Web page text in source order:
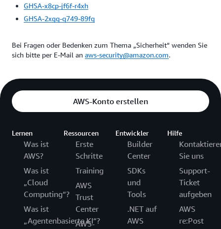
GHSA-x8cp-jf6f-r4xh
GHSA-2xgq-q749-89fq
Bei Fragen oder Bedenken zum Thema „Sicherheit“ wenden Sie
sich bitte per E-Mail an aws-security@amazon.com.
AWS-Konto erstellen
Lernen
Was ist
AWS?
Was ist
„Cloud
Computing“?
Was ist
„Agentenbasierte KI“?
Ressourcen
Erste
Schritte
Training
AWS
Trust
Center
AWS-
Entwickler
Builder
Center
SDKs
und
Tools
.NET auf
AWS
Hilfe
Sie uns
Support-
Ticket
aufgeben
AWS
re:Post